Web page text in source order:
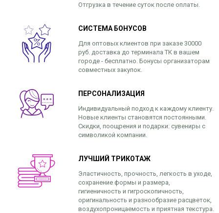
Отгрузка в течение суток после оплаты.
СИСТЕМА БОНУСОВ
Для оптовых клиентов при заказе 30000
руб. доставка до терминала ТК в вашем
городе - бесплатно. Бонусы организаторам
совместных закупок.
ПЕРСОНАЛИЗАЦИЯ
Индивидуальный подход к каждому клиенту.
Новые клиенты становятся постоянными.
Скидки, поощрения и подарки: сувениры с
символикой компании.
ЛУЧШИЙ ТРИКОТАЖ
Эластичность, прочность, легкость в уходе,
сохранение формы и размера,
гигиеничность и гигроскопичность,
оригинальность и разнообразие расцветок,
воздухопроницаемость и приятная текстура.